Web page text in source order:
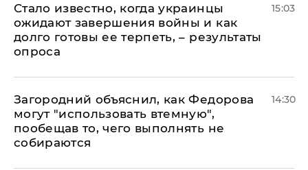
Стало известно, когда украинцы
ожидают завершения войны и как
долго готовы ее терпеть, – результаты
опроса
15:03
Загородний объяснил, как Федорова
могут "использовать втемную",
пообещав то, чего выполнять не
собираются
14:30